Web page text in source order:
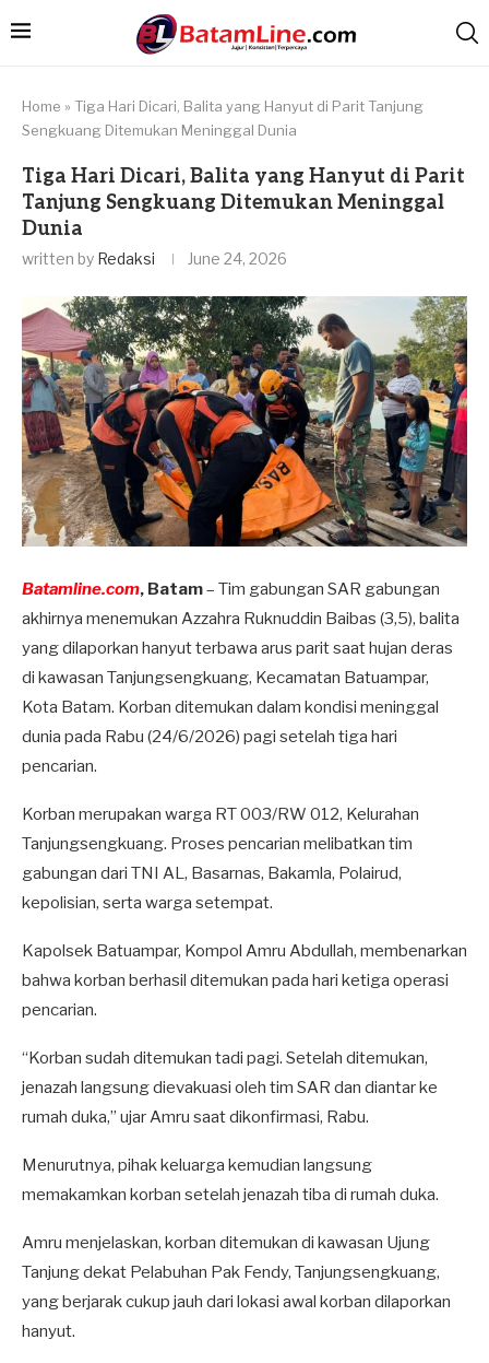
Home » Tiga Hari Dicari, Balita yang Hanyut di Parit Tanjung
Sengkuang Ditemukan Meninggal Dunia
Tiga Hari Dicari, Balita yang Hanyut di Parit
Tanjung Sengkuang Ditemukan Meninggal
Dunia
written by Redaksi June 24, 2026
Batamline.com, Batam– Tim gabungan SAR gabungan
akhirnya menemukan Azzahra Ruknuddin Baibas (3,5), balita
yang dilaporkan hanyut terbawa arus parit saat hujan deras
di kawasan Tanjungsengkuang, Kecamatan Batuampar,
Kota Batam. Korban ditemukan dalam kondisi meninggal
dunia pada Rabu (24/6/2026) pagi setelah tiga hari
pencarian.
Korban merupakan warga RT 003/RW 012, Kelurahan
Tanjungsengkuang. Proses pencarian melibatkan tim
gabungan dari TNI AL, Basarnas, Bakamla, Polairud,
kepolisian, serta warga setempat.
Kapolsek Batuampar, Kompol Amru Abdullah, membenarkan
bahwa korban berhasil ditemukan pada hari ketiga operasi
pencarian.
“Korban sudah ditemukan tadi pagi. Setelah ditemukan,
jenazah langsung dievakuasi oleh tim SAR dan diantar ke
rumah duka,” ujar Amru saat dikonfirmasi, Rabu.
Menurutnya, pihak keluarga kemudian langsung
memakamkan korban setelah jenazah tiba di rumah duka.
Amru menjelaskan, korban ditemukan di kawasan Ujung
Tanjung dekat Pelabuhan Pak Fendy, Tanjungsengkuang,
yang berjarak cukup jauh dari lokasi awal korban dilaporkan
hanyut.